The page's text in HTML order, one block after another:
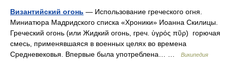
Византийский огонь — Использование греческого огня.
Миниатюра Мадридского списка «Хроники» Иоанна Скилицы.
Греческий огонь (или Жидкий огонь, греч. ὑγρός πῦρ) горючая
смесь, применявшаяся в военных целях во времена
Средневековья. Впервые была употреблена… …
Википедия